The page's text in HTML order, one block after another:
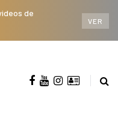
de
VER